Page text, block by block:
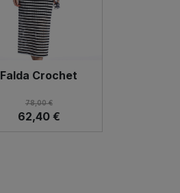
Falda Crochet
78,00 €
62,40 €